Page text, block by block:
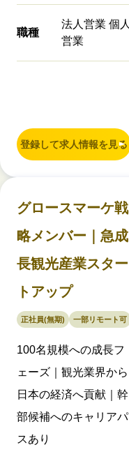
職種
法人営業 個人
営業
登録して求人情報を見る
グロースマーケ戦
略メンバー｜急成
長観光産業スター
トアップ
正社員(無期) 一部リモート可
100名規模への成長フ
ェーズ｜観光業界から
日本の経済へ貢献｜幹
部候補へのキャリアパ
スあり